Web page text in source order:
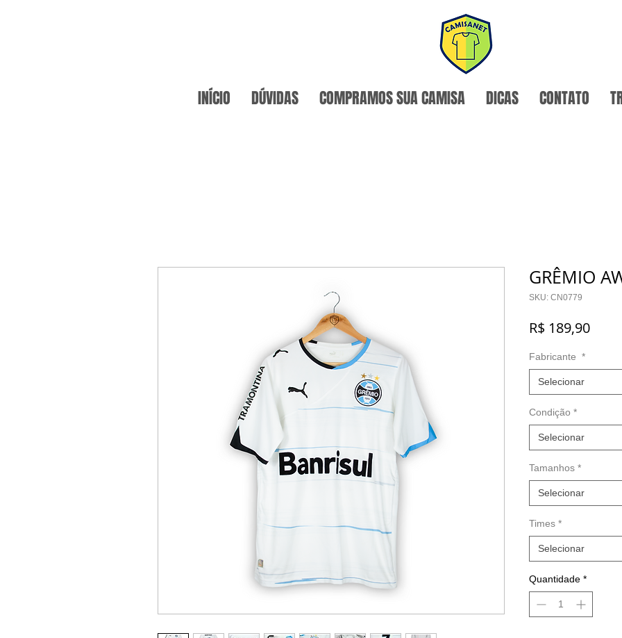
INÍCIO DÚVIDAS COMPRAMOS SUA CAMISA DICAS CONTATO
GRÊMIO
SKU: CN0779
R$ 189,90
Fabricante *
Selecionar
Condição *
Selecionar
Tamanhos *
Selecionar
Times *
Selecionar
Quantidade *